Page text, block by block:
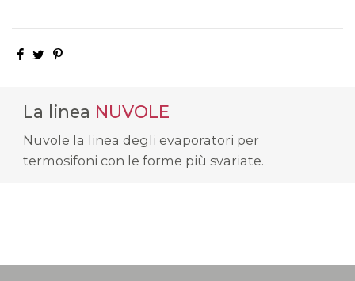
La linea NUVOLE
Nuvole la linea degli evaporatori per
termosifoni con le forme più svariate.